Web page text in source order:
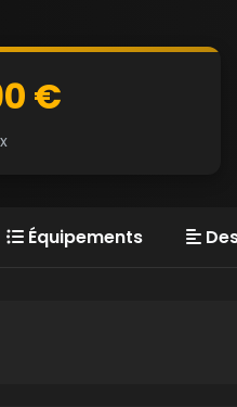
€
Équipements